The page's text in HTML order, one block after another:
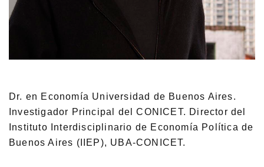
Dr. en Economía Universidad de Buenos Aires.
Investigador Principal del CONICET. Director del
Instituto Interdisciplinario de Economía Política de
Buenos Aires (IIEP), UBA-CONICET.